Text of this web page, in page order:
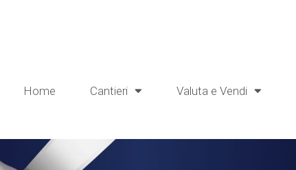
Home Cantieri Valuta e Vendi